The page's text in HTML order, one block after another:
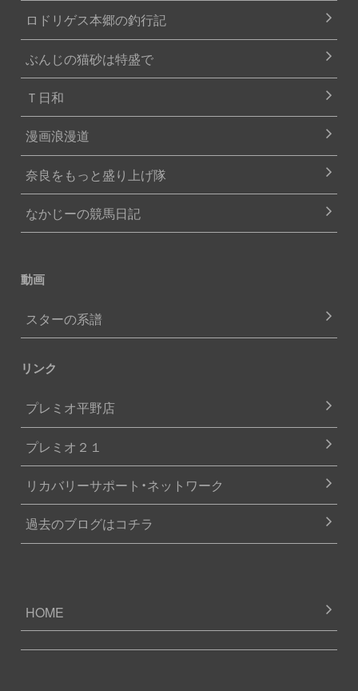
ロドリゲス本郷の釣行記
ぶんじの猫砂は特盛で
Ｔ日和
漫画浪漫道
奈良をもっと盛り上げ隊
なかじーの競馬日記
動画
スターの系譜
リンク
プレミオ平野店
プレミオ２１
リカバリーサポート・ネットワーク
過去のブログはコチラ
HOME